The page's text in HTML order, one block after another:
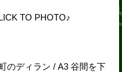
TO PHOTO♪
のディラン / A3 谷間を下